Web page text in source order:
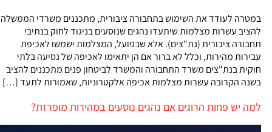
במטרה לעודד את השימוש בתחבורה ציבורית, מתכננים משרדי הממשלה
להציב עשרות מצלמות שיתעדו נהגים שנוסעים בניגוד לחוק בנתיבי
תחבורה ציבורית (נת"צים). אלא שבפועל, המצלמות ישמשו לאכיפת
עבירות מהירות, וכלל לא ברור אם הן יתאימו לאכיפה של נסיעה בלתי
חוקית בנת"צים משרד התחבורה והמשרד לביטחון פנים מתכננים להציב
בשנה הקרובה עשרות מצלמות אכיפה אלקטרוניות, שאמורות לתעד […]
למה יש פחות הרוגים אם נהגים נוסעים במהירות מופרזת?